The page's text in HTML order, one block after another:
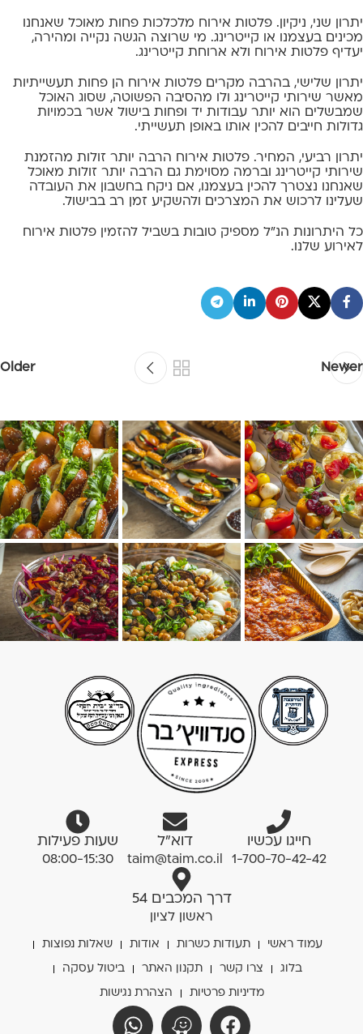
יתרון שני, ניקיון. פלטות אירוח מלכלכות פחות מאוכל שאנחנו
מכינים בעצמנו או קייטרינג. מי שרוצה הגשה נקייה ומהירה,
יעדיף פלטות אירוח ולא ארוחת קייטרינג.
יתרון שלישי, בהרבה מקרים פלטות אירוח הן פחות תעשייתיות
מאשר שירותי קייטרינג ולו מהסיבה הפשוטה, שסוג האוכל
שמבשלים הוא יותר עבודות יד ופחות בישול אשר בכמויות
גדולות חייבים להכין אותו באופן תעשייתי.
יתרון רביעי, המחיר. פלטות אירוח הרבה יותר זולות מהזמנת
שירותי קייטרינג וברמה מסוימת גם הרבה יותר זולות מאוכל
שאנחנו נצטרך להכין בעצמנו, אם ניקח בחשבון את העובדה
שעלינו לרכוש את המצרכים ולהשקיע זמן רב בבישול.
כל היתרונות הנ"ל מספיק טובות בשביל להזמין פלטות אירוח
לאירוע שלנו.
Newer
Older
חייגו עכשיו
1-700-70-42-42
דוא”ל
taim@taim.co.il
שעות פעילות
08:00-15:30
דרך המכבים 54
ראשון לציון
עמוד ראשי תעודות כשרות אודות שאלות נפוצות
בלוג צרו קשר תקנון האתר ביטול עסקה
מדיניות פרטיות הצהרת נגישות